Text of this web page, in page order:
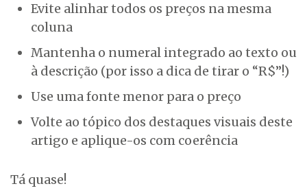
Evite alinhar todos os preços na mesma
coluna
Mantenha o numeral integrado ao texto ou
à descrição (por isso a dica de tirar o “R$”!)
Use uma fonte menor para o preço
Volte ao tópico dos destaques visuais deste
artigo e aplique-os com coerência
Tá quase!